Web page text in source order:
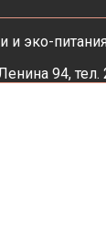
и эко-
94,